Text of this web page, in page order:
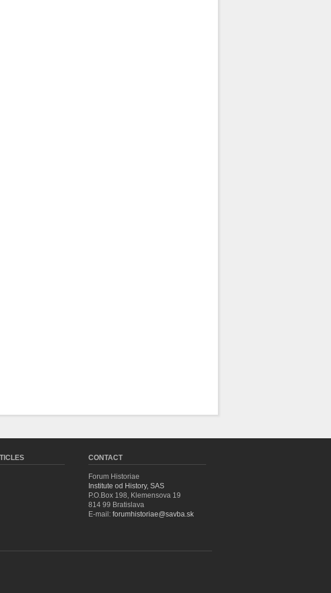
CONTACT
Forum Historiae
Institute od History, SAS
P.O.Box 198, Klemensova 19
814 99 Bratislava
E-mail: forumhistoriae@savba.sk